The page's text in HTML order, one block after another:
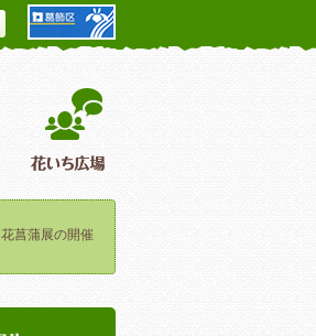
ログイン
イベント情報 ＆特設コンテンツ
花菖蒲展の開催